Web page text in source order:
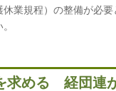
業規程）の整備が必
求める 経団連